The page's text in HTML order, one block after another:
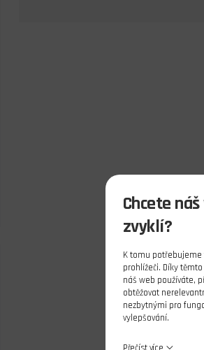
Chcete
zvyklí?
K tomu
prohlížeči. Díky
náš web používáte,
obtěžovat
nezbytnými pro
vylepšování.